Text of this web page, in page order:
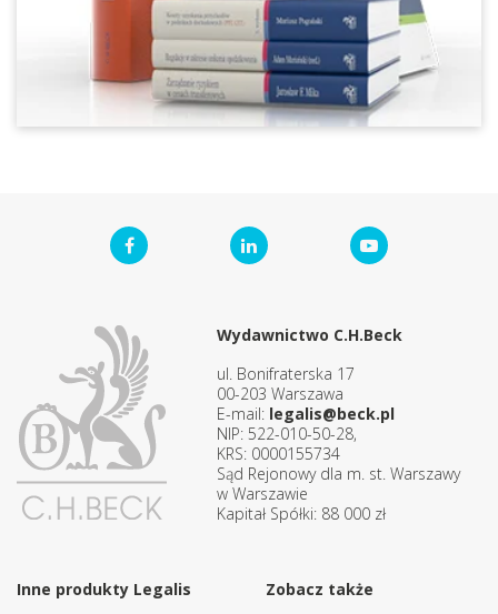
Wydawnictwo C.H.Beck
ul. Bonifraterska 17
00-203 Warszawa
E-mail: legalis@beck.pl
NIP: 522-010-50-28,
KRS: 0000155734
Sąd Rejonowy dla m. st. Warszawy
w Warszawie
Kapitał Spółki: 88 000 zł
Inne produkty Legalis Zobacz także